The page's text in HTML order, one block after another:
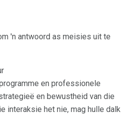
'n antwoord as meisies uit te
en professionele
en bewustheid van die
interaksie het nie, mag hulle dalk